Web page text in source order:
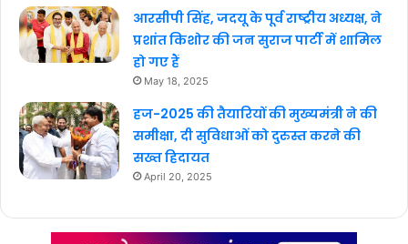
आरसीपी सिंह, जदयू के पूर्व राष्ट्रीय अध्यक्ष, ने
प्रशांत किशोर की जन सुराज पार्टी में शामिल
हो गए हैं
May 18, 2025
हज-2025 की तैयारियों की मुख्यमंत्री ने की
समीक्षा, दी सुविधाओं को दुरुस्त करने की
सख्त हिदायत
April 20, 2025